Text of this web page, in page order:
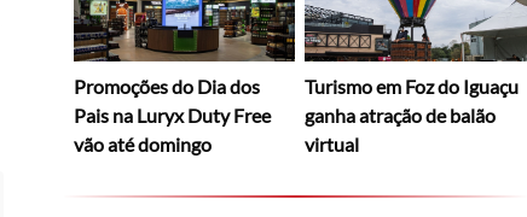
Promoções do Dia dos
Pais na Luryx Duty Free
vão até domingo
Turismo em Foz do Iguaçu
ganha atração de balão
virtual